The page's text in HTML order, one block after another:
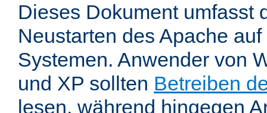
Dieses Dokument umfasst
Neustarten des Apache
Systemen. Anwender von
und XP sollten Betreiben
lesen, während hingegen